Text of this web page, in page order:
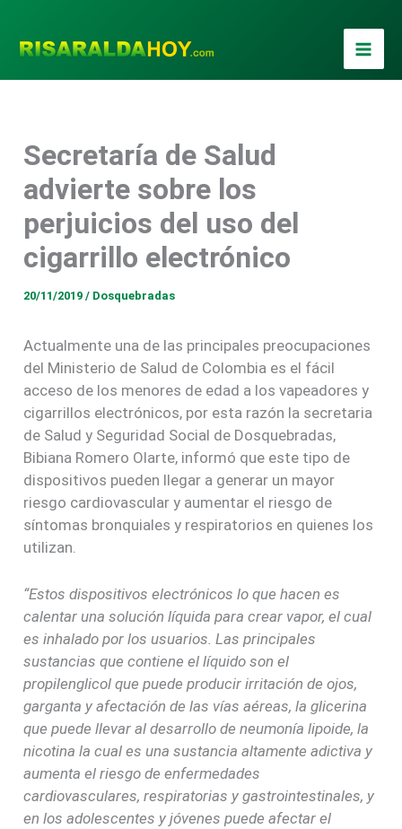
contenido
Secretaría de Salud
advierte sobre los
perjuicios del uso del
cigarrillo electrónico
20/11/2019/ Dosquebradas
Actualmente una de las principales preocupaciones
del Ministerio de Salud de Colombia es el fácil
acceso de los menores de edad a los vapeadores y
cigarrillos electrónicos, por esta razón la secretaria
de Salud y Seguridad Social de Dosquebradas,
Bibiana Romero Olarte, informó que este tipo de
dispositivos pueden llegar a generar un mayor
riesgo cardiovascular y aumentar el riesgo de
síntomas bronquiales y respiratorios en quienes los
utilizan.
“Estos dispositivos electrónicos lo que hacen es
calentar una solución líquida para crear vapor, el cual
es inhalado por los usuarios. Las principales
sustancias que contiene el líquido son el
propilenglicol que puede producir irritación de ojos,
garganta y afectación de las vías aéreas, la glicerina
que puede llevar al desarrollo de neumonía lipoide, la
nicotina la cual es una sustancia altamente adictiva y
aumenta el riesgo de enfermedades
cardiovasculares, respiratorias y gastrointestinales, y
en los adolescentes y jóvenes puede afectar el